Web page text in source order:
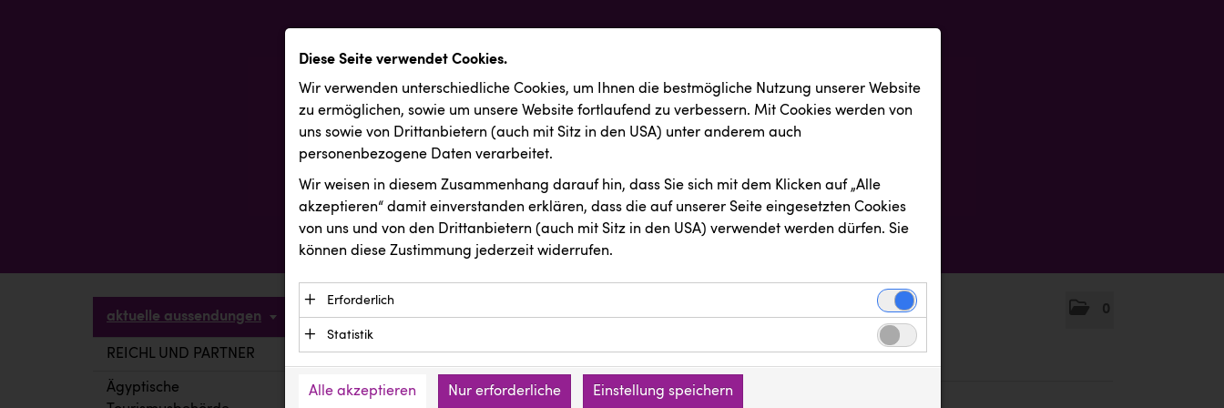
0
aktuelle aussendungen
REICHL UND PARTNER
Ägyptische
Diese Seite verwendet Cookies.
Wir verwenden unterschiedliche Cookies, um Ihnen die best­mögliche Nutzung unserer Website
zu ermöglichen, sowie um unsere Website fortlaufend zu verbessern. Mit Cookies werden von
uns sowie von Drittanbietern (auch mit Sitz in den USA) unter anderem auch
personenbezogene Daten verarbeitet.
Wir weisen in diesem Zusammenhang darauf hin, dass Sie sich mit dem Klicken auf „Alle
akzeptieren“ damit ein­ver­standen erklären, dass die auf unserer Seite eingesetzten Cookies
von uns und von den Drittanbietern (auch mit Sitz in den USA) verwendet werden dürfen. Sie
können diese Zustimmung jederzeit widerrufen.
Erforderlich
Essenzielle Cookies ermöglichen grundlegende Funktionen und sind für die einwandfreie
Funktion der Website erforderlich. Diese Cookies speichern keine personenbezogenen
Daten und werden an keine Dritten übermittelt.
Anbieter: Eigentümer der Website (Erstanbieter)
Statistik
verstehen, wie unsere Besucher unsere Website nutzen.
Alle akzeptieren Nur erforderliche Einstellung speichern